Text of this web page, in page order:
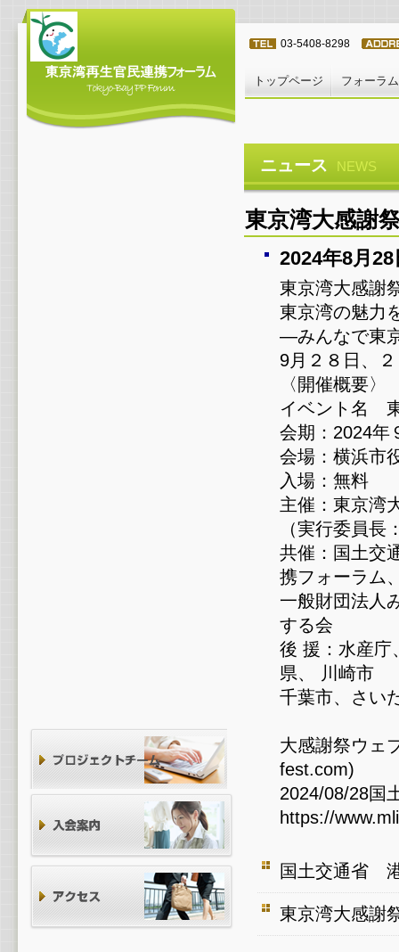
03-5408-8298
ニュース NEWS
東京湾大感謝
2024年8月
東京湾大感謝
東京湾の魅力
―みんなで東
9月２８日、
〈開催概要〉
イベント名
会期：2024
会場：横浜市
入場：無料
主催：東京湾
（実行委員
共催：国土交
携フォーラム
一般財団法人
する会
後 援：水産庁
県、 川崎市
千葉市、さい
大感謝祭ウェ
fest.com)
2024/08/28
https://
国土交通省
東京湾大感
トップページ フォーラ